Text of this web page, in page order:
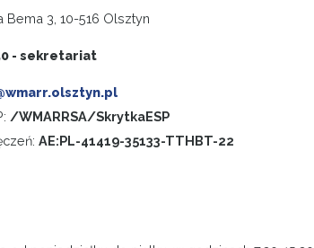
Bema 3, 10-516 Olsztyn
- sekretariat
/WMARRSA/SkrytkaESP
AE:PL-41419-35133-TTHBT-22